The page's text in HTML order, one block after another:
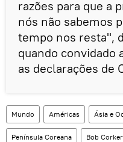
razões para que a
nós não sabemos
tempo nos resta",
quando convidado
as declarações de
Mundo Américas Ásia e
Península Coreana Bob Corker